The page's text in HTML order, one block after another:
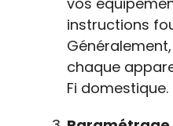
instructions
chaque
Fi domestique.